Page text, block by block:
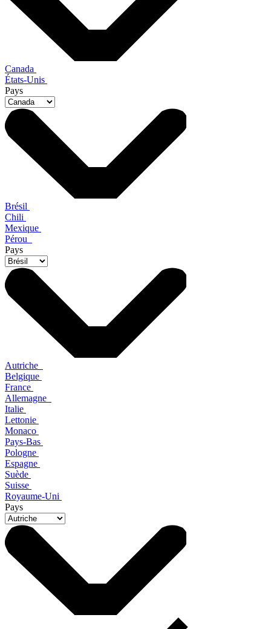
Canada
États-Unis
Pays
Brésil
Chili
Mexique
Pérou
Pays
Autriche
Belgique
France
Allemagne
Italie
Lettonie
Monaco
Pays-Bas
Pologne
Espagne
Suède
Suisse
Royaume-Uni
Pays